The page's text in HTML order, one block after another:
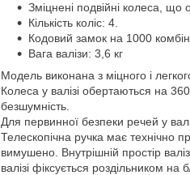
Зміцнені подвійні колеса, що
Кількість коліс: 4.
Кодовий замок на 1000
Вага валізи: 3,6 кг
Модель виконана з міцного і
Колеса у валізі обертаються на 360
безшумність.
Для первинної безпеки речей у
Телескопічна ручка має технічно
вимушено. Внутрішній простір
валізі фіксується роздільником